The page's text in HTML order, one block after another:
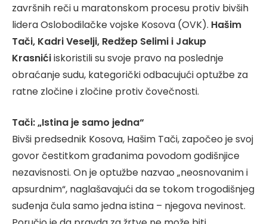
završnih reči u maratonskom procesu protiv bivših
lidera Oslobodilačke vojske Kosova (OVK). Hašim
Tači, Kadri Veselji, Redžep Selimi i Jakup
Krasnićiiskoristili su svoje pravo na poslednje
obraćanje sudu, kategorički odbacujući optužbe za
ratne zločine i zločine protiv čovečnosti.
Tači: „Istina je samo jedna“
Bivši predsednik Kosova, Hašim Tači, započeo je svoj
govor čestitkom građanima povodom godišnjice
nezavisnosti. On je optužbe nazvao „neosnovanim i
apsurdnim“, naglašavajući da se tokom trogodišnjeg
suđenja čula samo jedna istina – njegova nevinost.